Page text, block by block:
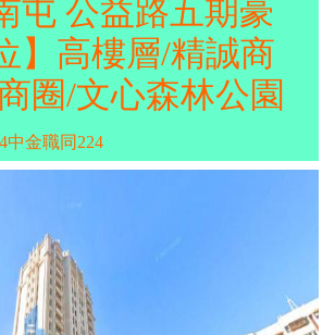
屯 公益路五期豪
】高樓層/精誠商
圈/文心森林公園
中金職同224